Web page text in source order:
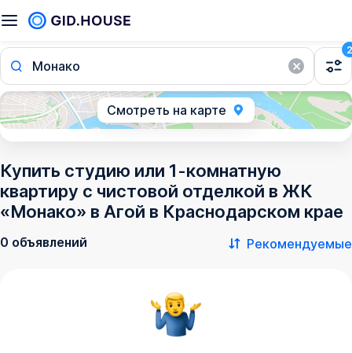
Монако
2
Смотреть на карте
Купить студию или 1-комнатную
квартиру с чистовой отделкой в ЖК
«Монако» в Агой в Краснодарском крае
0 объявлений Рекомендуемые